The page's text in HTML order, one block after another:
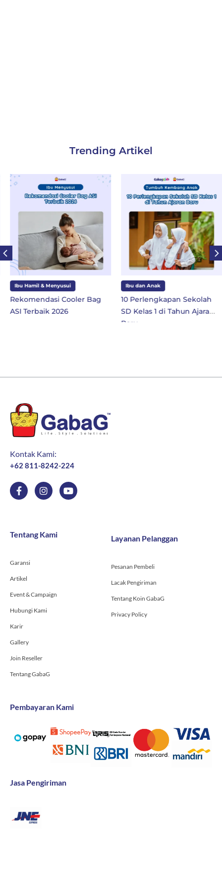
Trending Artikel
Ibu Hamil & Menyusui
Rekomendasi Cooler Bag
ASI Terbaik 2026
Ibu dan Anak
10 Perlengkapan Sekolah
SD Kelas 1 di Tahun Ajaran
Baru
Kontak Kami:
+62 811-8242-224
F
a
o
f
I
n
g
r
Y
o
Tentang Kami
Garansi
Artikel
Event & Campaign
Hubungi Kami
Karir
Gallery
Join Reseller
Tentang GabaG
Layanan Pelanggan
Pesanan Pembeli
Lacak Pengiriman
Tentang Koin GabaG
Privacy Policy
Pembayaran Kami
Jasa Pengiriman